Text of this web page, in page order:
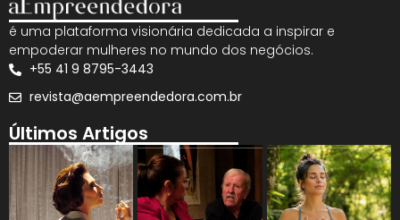
é uma plataforma visionária dedicada a inspirar e
empoderar mulheres no mundo dos negócios.
+55 41 9 8795-3443
revista@aempreendedora.com.br
Últimos Artigos